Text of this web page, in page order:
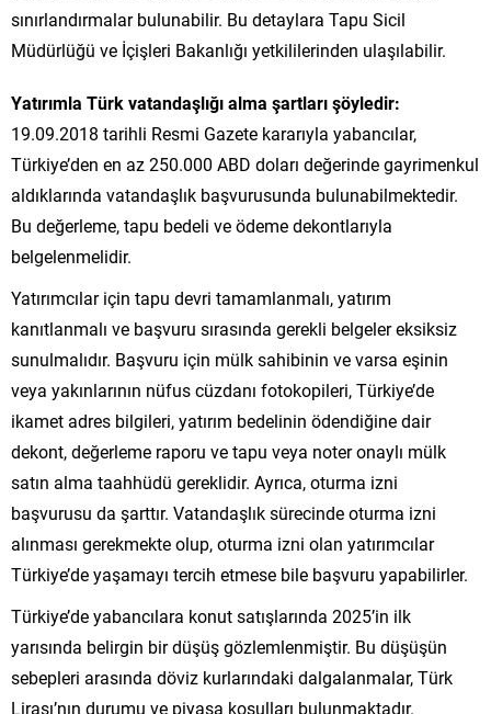
sınırlandırmalar bulunabilir. Bu detaylara Tapu Sicil
Müdürlüğü ve İçişleri Bakanlığı yetkililerinden ulaşılabilir.
Yatırımla Türk vatandaşlığı alma şartları şöyledir:
19.09.2018 tarihli Resmi Gazete kararıyla yabancılar,
Türkiye’den en az 250.000 ABD doları değerinde gayrimenkul
aldıklarında vatandaşlık başvurusunda bulunabilmektedir.
Bu değerleme, tapu bedeli ve ödeme dekontlarıyla
belgelenmelidir.
Yatırımcılar için tapu devri tamamlanmalı, yatırım
kanıtlanmalı ve başvuru sırasında gerekli belgeler eksiksiz
sunulmalıdır. Başvuru için mülk sahibinin ve varsa eşinin
veya yakınlarının nüfus cüzdanı fotokopileri, Türkiye’de
ikamet adres bilgileri, yatırım bedelinin ödendiğine dair
dekont, değerleme raporu ve tapu veya noter onaylı mülk
satın alma taahhüdü gereklidir. Ayrıca, oturma izni
başvurusu da şarttır. Vatandaşlık sürecinde oturma izni
alınması gerekmekte olup, oturma izni olan yatırımcılar
Türkiye’de yaşamayı tercih etmese bile başvuru yapabilirler.
Türkiye’de yabancılara konut satışlarında 2025’in ilk
yarısında belirgin bir düşüş gözlemlenmiştir. Bu düşüşün
sebepleri arasında döviz kurlarındaki dalgalanmalar, Türk
Lirası’nın durumu ve piyasa koşulları bulunmaktadır.